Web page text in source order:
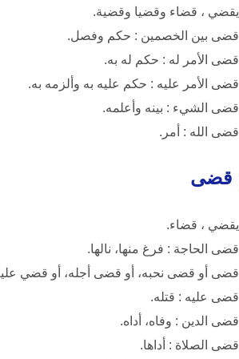
يقضي ، قضاء وقضيا وقضية.
قضى بين الخصمين : حكم وفصل.
قضى الأمر له : حكم له به.
قضى الأمر عليه : حكم عليه به وألزمه به.
قضى الشيء : بينه وأعلمه.
قضى الله : أمر.
قضى
يقضي ، قضاء.
قضى الحاجة : فرغ منها، نالها.
قضى أو قضى نحبه، أو قضى أجله، أو قضي
قضى عليه : قتله.
قضى الدين : وفاه، أداه.
قضى الصلاة : أداها.